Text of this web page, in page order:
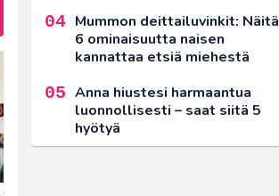
Mummon deittailuvinkit: Näitä
6 ominaisuutta naisen
kannattaa etsiä miehestä
Anna hiustesi harmaantua
luonnollisesti – saat siitä 5
hyötyä